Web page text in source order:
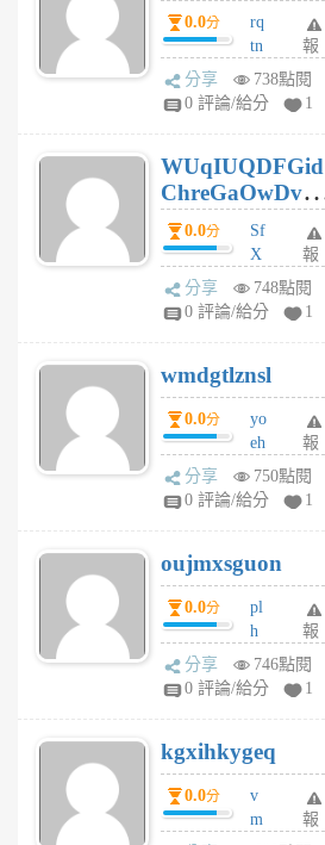
0.0分
rq
tn
jt
gl
個
月
前
報
分享
738點閱
0 評論/給分
1
WUqIUQDFGid
ChreGaOwDv
dY0.0分
Sf
X
Pe
Jc
R
P
m
v
A
V
個
月
前
報
分享
748點閱
0 評論/給分
1
wmdgtlznsl
0.0分
yo
eh
ld
gy
個
月
前
報
分享
750點閱
0 評論/給分
1
oujmxsguon
0.0分
pl
h
wi
w
6
個
月
前
報
分享
746點閱
0 評論/給分
1
kgxihkygeq
0.0分
v
m
報